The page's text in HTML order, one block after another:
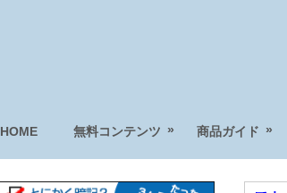
HOME 無料コンテンツ » 商品ガイド »